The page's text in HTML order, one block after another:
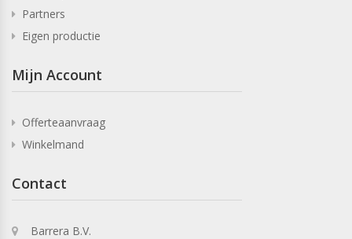
Partners
Eigen productie
Mijn Account
Offerteaanvraag
Winkelmand
Contact
Barrera B.V.